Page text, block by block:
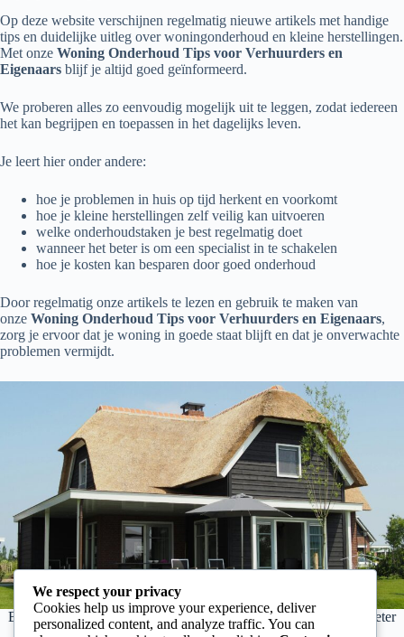
Op deze website verschijnen regelmatig nieuwe artikels met handige
tips en duidelijke uitleg over woningonderhoud en kleine herstellingen.
Met onze Woning Onderhoud Tips voor Verhuurders en
Eigenaars blijf je altijd goed geïnformeerd.
We proberen alles zo eenvoudig mogelijk uit te leggen, zodat iedereen
het kan begrijpen en toepassen in het dagelijks leven.
Je leert hier onder andere:
hoe je problemen in huis op tijd herkent en voorkomt
hoe je kleine herstellingen zelf veilig kan uitvoeren
welke onderhoudstaken je best regelmatig doet
wanneer het beter is om een specialist in te schakelen
hoe je kosten kan besparen door goed onderhoud
Door regelmatig onze artikels te lezen en gebruik te maken van
onze Woning Onderhoud Tips voor Verhuurders en Eigenaars,
zorg je ervoor dat je woning in goede staat blijft en dat je onverwachte
problemen vermijdt.
Bekijk onze blog en ontdek hoe je jouw woning stap voor stap beter
kan onderhouden.
We respect your privacy
Cookies help us improve your experience, deliver
personalized content, and analyze traffic. You can